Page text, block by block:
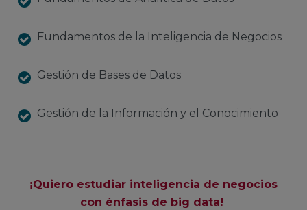
Fundamentos de la Inteligencia de Negocios
Gestión de Bases de Datos
Gestión de la Información y el Conocimiento
¡Quiero estudiar inteligencia de negocios
con énfasis de big data!